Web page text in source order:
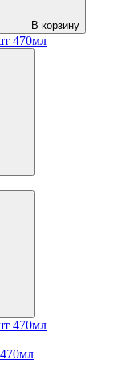
В корзину